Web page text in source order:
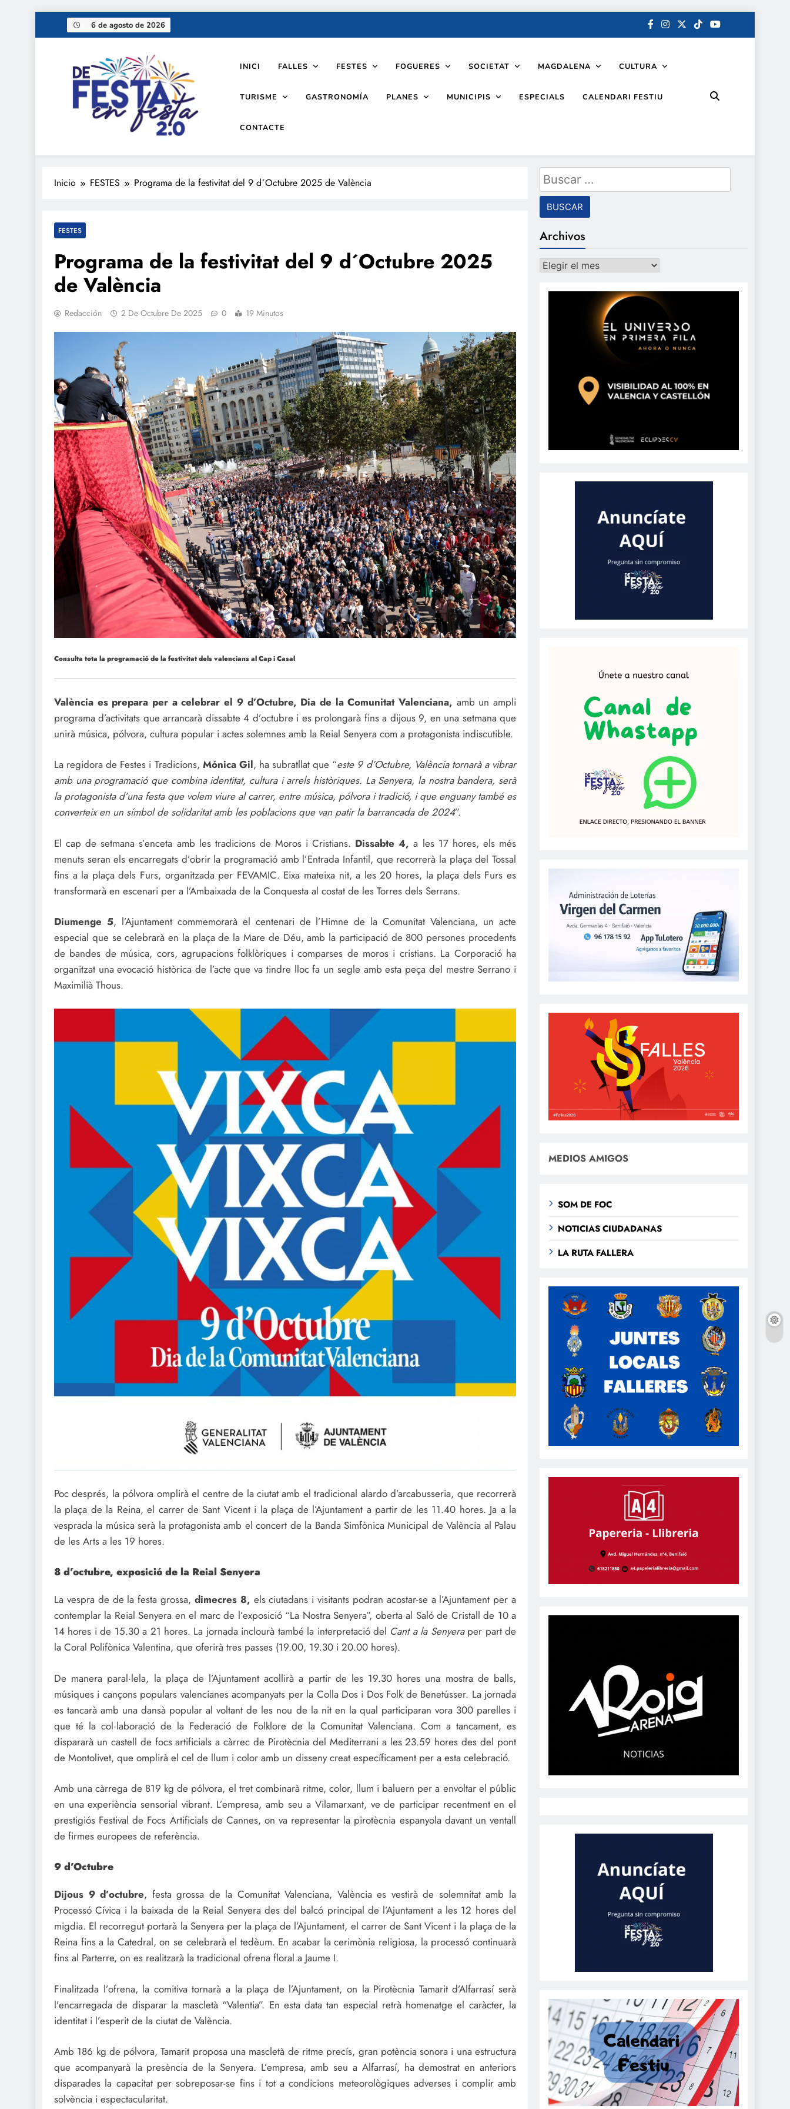
6 de agosto de 2026
De festa en festa 2.0
INICI FALLES FESTES FOGUERES SOCIETAT MAGDALENA CULTURA
TURISME GASTRONOMÍA PLANES MUNICIPIS ESPECIALS CALENDARI FESTIU
CONTACTE
Inicio FESTES Programa de la festivitat del 9 d´Octubre 2025 de València
FESTES
Programa de la festivitat del 9 d´Octubre 2025
de València
Redacción 2 De Octubre De 2025 0 19 Minutos
Consulta tota la programació de la festivitat dels valencians al Cap i Casal
València es prepara per a celebrar el 9 d’Octubre, Dia de la Comunitat Valenciana, amb un ampli
programa d’activitats que arrancarà dissabte 4 d’octubre i es prolongarà fins a dijous 9, en una setmana que
unirà música, pólvora, cultura popular i actes solemnes amb la Reial Senyera com a protagonista indiscutible.
La regidora de Festes i Tradicions, Mónica Gil, ha subratllat que “este 9 d’Octubre, València tornarà a vibrar
amb una programació que combina identitat, cultura i arrels històriques. La Senyera, la nostra bandera, serà
la protagonista d’una festa que volem viure al carrer, entre música, pólvora i tradició, i que enguany també es
converteix en un símbol de solidaritat amb les poblacions que van patir la barrancada de 2024”.
El cap de setmana s’enceta amb les tradicions de Moros i Cristians. Dissabte 4, a les 17 hores, els més
menuts seran els encarregats d’obrir la programació amb l’Entrada Infantil, que recorrerà la plaça del Tossal
fins a la plaça dels Furs, organitzada per FEVAMIC. Eixa mateixa nit, a les 20 hores, la plaça dels Furs es
transformarà en escenari per a l’Ambaixada de la Conquesta al costat de les Torres dels Serrans.
Diumenge 5, l’Ajuntament commemorarà el centenari de l’Himne de la Comunitat Valenciana, un acte
especial que se celebrarà en la plaça de la Mare de Déu, amb la participació de 800 persones procedents
de bandes de música, cors, agrupacions folklòriques i comparses de moros i cristians. La Corporació ha
organitzat una evocació històrica de l’acte que va tindre lloc fa un segle amb esta peça del mestre Serrano i
Maximilià Thous.
Poc després, la pólvora omplirà el centre de la ciutat amb el tradicional alardo d’arcabusseria, que recorrerà
la plaça de la Reina, el carrer de Sant Vicent i la plaça de l’Ajuntament a partir de les 11.40 hores. Ja a la
vesprada la música serà la protagonista amb el concert de la Banda Simfònica Municipal de València al Palau
de les Arts a les 19 hores.
8 d’octubre, exposició de la Reial Senyera
La vespra de de la festa grossa, dimecres 8, els ciutadans i visitants podran acostar-se a l’Ajuntament per a
contemplar la Reial Senyera en el marc de l’exposició “La Nostra Senyera”, oberta al Saló de Cristall de 10 a
14 hores i de 15.30 a 21 hores. La jornada inclourà també la interpretació del Cant a la Senyeraper part de
la Coral Polifònica Valentina, que oferirà tres passes (19.00, 19.30 i 20.00 hores).
De manera paral·lela, la plaça de l’Ajuntament acollirà a partir de les 19.30 hores una mostra de balls,
músiques i cançons populars valencianes acompanyats per la Colla Dos i Dos Folk de Benetússer. La jornada
es tancarà amb una dansà popular al voltant de les nou de la nit en la qual participaran vora 300 parelles i
que té la col·laboració de la Federació de Folklore de la Comunitat Valenciana. Com a tancament, es
dispararà un castell de focs artificials a càrrec de Pirotècnia del Mediterrani a les 23.59 hores des del pont
de Montolivet, que omplirà el cel de llum i color amb un disseny creat específicament per a esta celebració.
Amb una càrrega de 819 kg de pólvora, el tret combinarà ritme, color, llum i baluern per a envoltar el públic
en una experiència sensorial vibrant. L’empresa, amb seu a Vilamarxant, ve de participar recentment en el
prestigiós Festival de Focs Artificials de Cannes, on va representar la pirotècnia espanyola davant un ventall
de firmes europees de referència.
9 d’Octubre
Dijous 9 d’octubre, festa grossa de la Comunitat Valenciana, València es vestirà de solemnitat amb la
Processó Cívica i la baixada de la Reial Senyera des del balcó principal de l’Ajuntament a les 12 hores del
migdia. El recorregut portarà la Senyera per la plaça de l’Ajuntament, el carrer de Sant Vicent i la plaça de la
Reina fins a la Catedral, on se celebrarà el tedèum. En acabar la cerimònia religiosa, la processó continuarà
fins al Parterre, on es realitzarà la tradicional ofrena floral a Jaume I.
Finalitzada l’ofrena, la comitiva tornarà a la plaça de l’Ajuntament, on la Pirotècnia Tamarit d’Alfarrasí serà
l’encarregada de disparar la mascletà “Valentia”. En esta data tan especial retrà homenatge el caràcter, la
identitat i l’esperit de la ciutat de València.
Amb 186 kg de pólvora, Tamarit proposa una mascletà de ritme precís, gran potència sonora i una estructura
que acompanyarà la presència de la Senyera. L’empresa, amb seu a Alfarrasí, ha demostrat en anteriors
disparades la capacitat per sobreposar-se fins i tot a condicions meteorològiques adverses i complir amb
solvència i espectacularitat.
Buscar:
Archivos
Archivos
MEDIOS AMIGOS
SOM DE FOC
NOTICIAS CIUDADANAS
LA RUTA FALLERA